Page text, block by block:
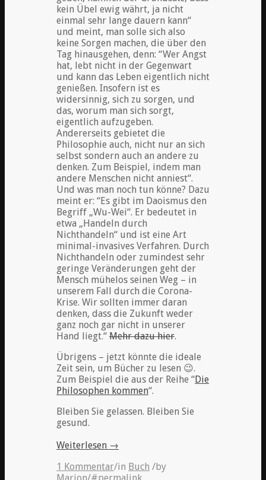
kein Übel ewig währt, ja nicht
einmal sehr lange dauern kann“
und meint, man solle sich also
keine Sorgen machen, die über den
Tag hinausgehen, denn: “Wer Angst
hat, lebt nicht in der Gegenwart
und kann das Leben eigentlich nicht
genießen. Insofern ist es
widersinnig, sich zu sorgen, und
das, worum man sich sorgt,
eigentlich aufzugeben.
Andererseits gebietet die
Philosophie auch, nicht nur an sich
selbst sondern auch an andere zu
denken. Zum Beispiel, indem man
andere Menschen nicht anniest“.
Und was man noch tun könne? Dazu
meint er: “Es gibt im Daoismus den
Begriff „Wu-Wei“. Er bedeutet in
etwa „Handeln durch
Nichthandeln“ und ist eine Art
minimal-invasives Verfahren. Durch
Nichthandeln oder zumindest sehr
geringe Veränderungen geht der
Mensch mühelos seinen Weg – in
unserem Fall durch die Corona-
Krise. Wir sollten immer daran
denken, dass die Zukunft weder
ganz noch gar nicht in unserer
Hand liegt.“ Mehr dazu hier.
Übrigens – jetzt könnte die ideale
Zeit sein, um Bücher zu lesen 😉.
Zum Beispiel die aus der Reihe “Die
Philosophen kommen“.
Bleiben Sie gelassen. Bleiben Sie
gesund.
Weiterlesen →
1 Kommentar/in Buch /by